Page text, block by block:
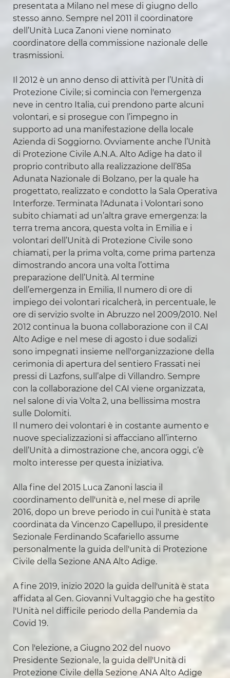
presentata a Milano nel mese di giugno dello
stesso anno. Sempre nel 2011 il coordinatore
dell’Unità Luca Zanoni viene nominato
coordinatore della commissione nazionale delle
trasmissioni.
Il 2012 è un anno denso di attività per l’Unità di
Protezione Civile; si comincia con l'emergenza
neve in centro Italia, cui prendono parte alcuni
volontari, e si prosegue con l’impegno in
supporto ad una manifestazione della locale
Azienda di Soggiorno. Ovviamente anche l’Unità
di Protezione Civile A.N.A. Alto Adige ha dato il
proprio contributo alla realizzazione dell’85a
Adunata Nazionale di Bolzano, per la quale ha
progettato, realizzato e condotto la Sala Operativa
Interforze. Terminata l'Adunata i Volontari sono
subito chiamati ad un’altra grave emergenza: la
terra trema ancora, questa volta in Emilia e i
volontari dell’Unità di Protezione Civile sono
chiamati, per la prima volta, come prima partenza
dimostrando ancora una volta l’ottima
preparazione dell’Unità. Al termine
dell’emergenza in Emilia, Il numero di ore di
impiego dei volontari ricalcherà, in percentuale, le
ore di servizio svolte in Abruzzo nel 2009/2010. Nel
2012 continua la buona collaborazione con il CAI
Alto Adige e nel mese di agosto i due sodalizi
sono impegnati insieme nell'organizzazione della
cerimonia di apertura del sentiero Frassati nei
pressi di Lazfons, sull’alpe di Villandro. Sempre
con la collaborazione del CAI viene organizzata,
nel salone di via Volta 2, una bellissima mostra
sulle Dolomiti.
Il numero dei volontari è in costante aumento e
nuove specializzazioni si affacciano all’interno
dell’Unità a dimostrazione che, ancora oggi, c’è
molto interesse per questa iniziativa.
Alla fine del 2015 Luca Zanoni lascia il
coordinamento dell'unità e, nel mese di aprile
2016, dopo un breve periodo in cui l'unità è stata
coordinata da Vincenzo Capellupo, il presidente
Sezionale Ferdinando Scafariello assume
personalmente la guida dell'unità di Protezione
Civile della Sezione ANA Alto Adige.
A fine 2019, inizio 2020 la guida dell'unità è stata
affidata al Gen. Giovanni Vultaggio che ha gestito
l'Unità nel difficile periodo della Pandemia da
Covid 19.
Con l'elezione, a Giugno 202 del nuovo
Presidente Sezionale, la guida dell'Unità di
Protezione Civile della Sezione ANA Alto Adige